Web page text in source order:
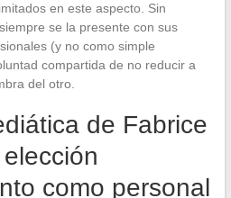
en este aspecto. Sin
se la presente con sus
(y no como simple
compartida de no reducir a
del otro.
de Fabrice
como personal